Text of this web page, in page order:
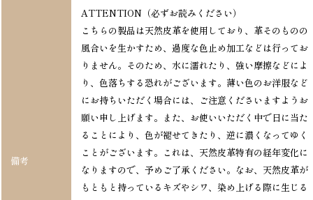
備考
ATTENTION（必ずお読みください）
こちらの製品は天然皮革を使用しており、革そのものの
風合いを生かすため、過度な色止め加工などは行ってお
りません。そのため、水に濡れたり、強い摩擦などによ
り、色落ちする恐れがございます。薄い色のお洋服など
にお持ちいただく場合には、ご注意くださいますようお
願い申し上げます。また、お使いいただく中で日に当た
ることにより、色が褪せてきたり、逆に濃くなってゆく
ことがございます。これは、天然皮革特有の経年変化に
なりますので、予めご了承ください。なお、天然皮革が
もともと持っているキズやシワ、染め上げる際に生じる